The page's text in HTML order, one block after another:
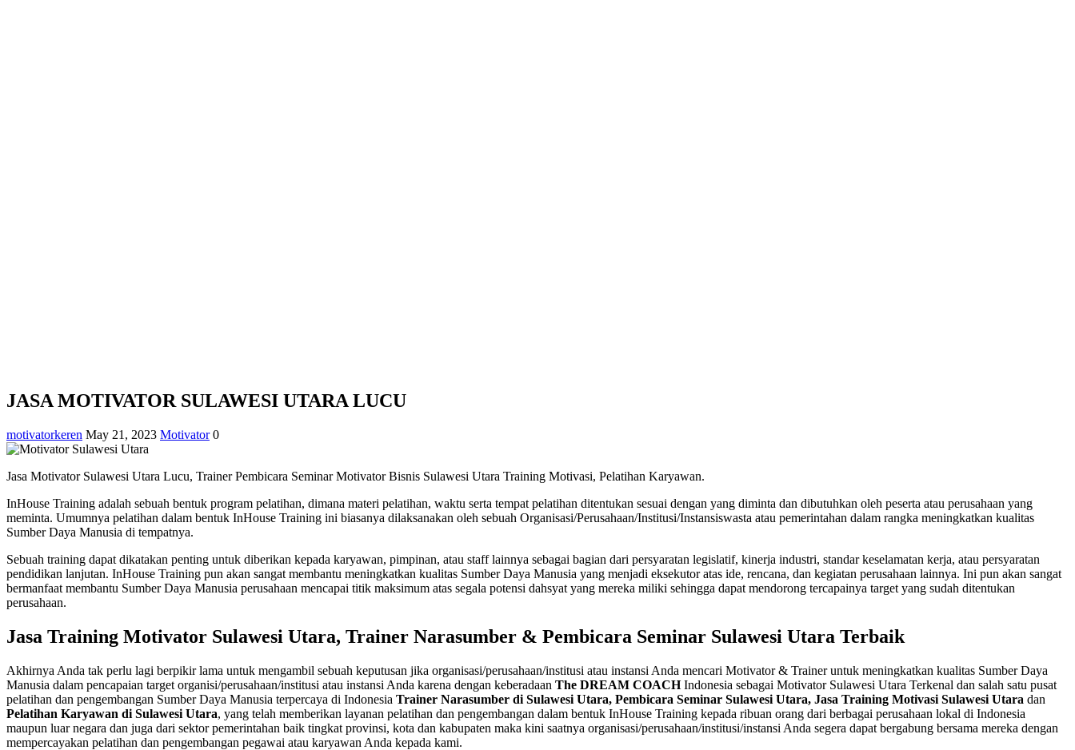
JASA MOTIVATOR SULAWESI UTARA LUCU
motivatorkeren May 21, 2023 Motivator 0
Jasa Motivator Sulawesi Utara Lucu, Trainer Pembicara Seminar Motivator Bisnis Sulawesi Utara Training Motivasi, Pelatihan Karyawan.
InHouse Training adalah sebuah bentuk program pelatihan, dimana materi pelatihan, waktu serta tempat pelatihan ditentukan sesuai dengan yang diminta dan dibutuhkan oleh peserta atau perusahaan yang
meminta. Umumnya pelatihan dalam bentuk InHouse Training ini biasanya dilaksanakan oleh sebuah Organisasi/Perusahaan/Institusi/Instansiswasta atau pemerintahan dalam rangka meningkatkan kualitas
Sumber Daya Manusia di tempatnya.
Sebuah training dapat dikatakan penting untuk diberikan kepada karyawan, pimpinan, atau staff lainnya sebagai bagian dari persyaratan legislatif, kinerja industri, standar keselamatan kerja, atau persyaratan
pendidikan lanjutan. InHouse Training pun akan sangat membantu meningkatkan kualitas Sumber Daya Manusia yang menjadi eksekutor atas ide, rencana, dan kegiatan perusahaan lainnya. Ini pun akan sangat
bermanfaat membantu Sumber Daya Manusia perusahaan mencapai titik maksimum atas segala potensi dahsyat yang mereka miliki sehingga dapat mendorong tercapainya target yang sudah ditentukan
perusahaan.
Jasa Training Motivator Sulawesi Utara, Trainer Narasumber & Pembicara Seminar Sulawesi Utara Terbaik
Akhirnya Anda tak perlu lagi berpikir lama untuk mengambil sebuah keputusan jika organisasi/perusahaan/institusi atau instansi Anda mencari Motivator & Trainer untuk meningkatkan kualitas Sumber Daya
Manusia dalam pencapaian target organisi/perusahaan/institusi atau instansi Anda karena dengan keberadaan The DREAM COACHIndonesia sebagai Motivator Sulawesi Utara Terkenal dan salah satu pusat
pelatihan dan pengembangan Sumber Daya Manusia terpercaya di Indonesia Trainer Narasumber di Sulawesi Utara, Pembicara Seminar Sulawesi Utara, Jasa Training Motivasi Sulawesi Utara dan
Pelatihan Karyawan di Sulawesi Utara, yang telah memberikan layanan pelatihan dan pengembangan dalam bentuk InHouse Training kepada ribuan orang dari berbagai perusahaan lokal di Indonesia
maupun luar negara dan juga dari sektor pemerintahan baik tingkat provinsi, kota dan kabupaten maka kini saatnya organisasi/perusahaan/institusi/instansi Anda segera dapat bergabung bersama mereka dengan
mempercayakan pelatihan dan pengembangan pegawai atau karyawan Anda kepada kami.